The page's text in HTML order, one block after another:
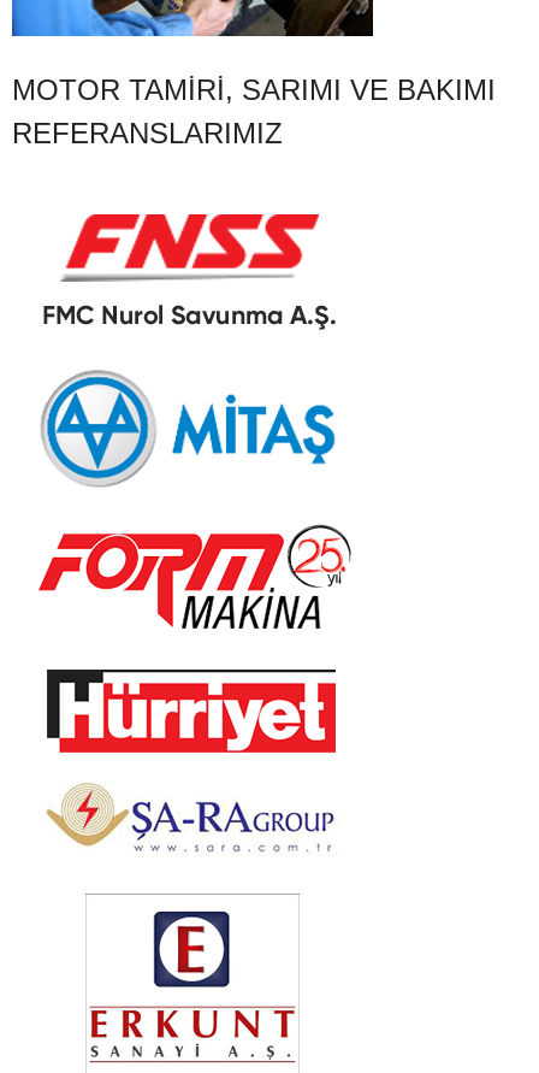
MOTOR TAMIRI, SARIMI VE BAKIMI
REFERANSLARIMIZ